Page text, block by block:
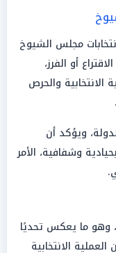
مجلس الشيوخ
أو الفرز،
والحرص
ويؤكد أن
وشفافية، الأمر
نسبة المشاركة لم تتجاوز 7.68%، وهو ما يعكس تحديًا
الانتخابية